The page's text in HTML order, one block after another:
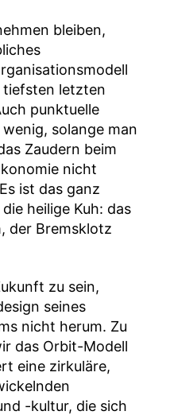
bleiben,
tiefsten letzten
punktuelle
solange man
Zaudern beim
nicht
ist das ganz
heilige Kuh: das
der Bremsklotz
zu sein,
seines
nicht herum. Zu
das Orbit-Modell
eine zirkuläre,
-kultur, die sich